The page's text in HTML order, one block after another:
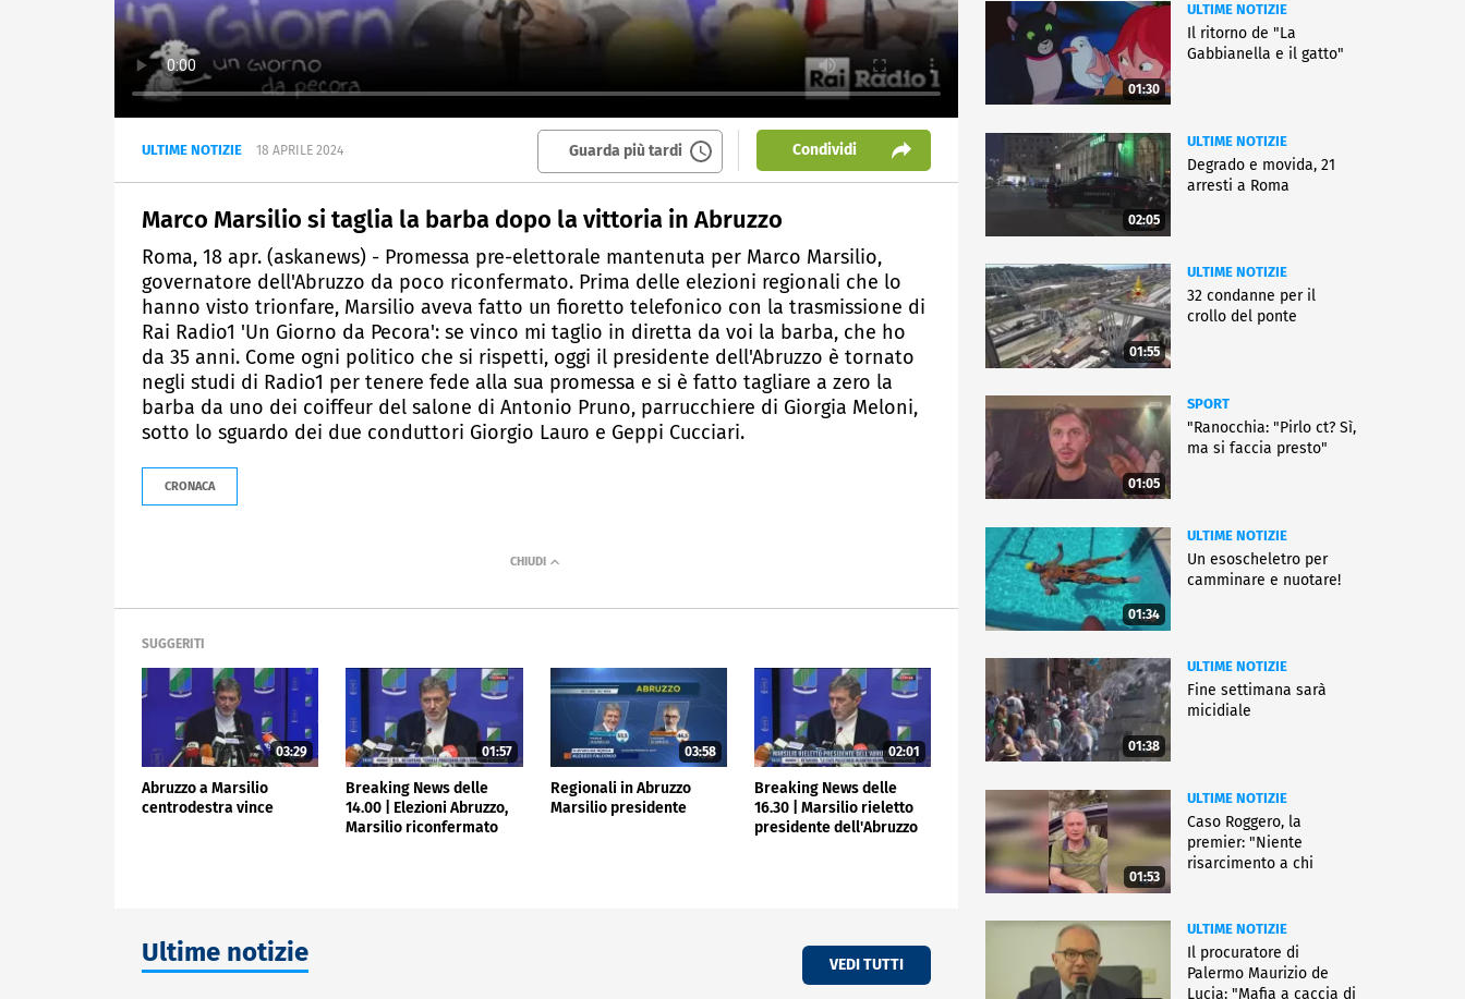
ULTIME NOTIZIE 18 APRILE 2024 Guarda più tardi Condividi
Marco Marsilio si taglia la barba dopo la vittoria in Abruzzo
Roma, 18 apr. (askanews) - Promessa pre-elettorale mantenuta per Marco Marsilio,
governatore dell'Abruzzo da poco riconfermato. Prima delle elezioni regionali che lo
hanno visto trionfare, Marsilio aveva fatto un fioretto telefonico con la trasmissione di
Rai Radio1 'Un Giorno da Pecora': se vinco mi taglio in diretta da voi la barba, che ho
da 35 anni. Come ogni politico che si rispetti, oggi il presidente dell'Abruzzo è tornato
negli studi di Radio1 per tenere fede alla sua promessa e si è fatto tagliare a zero la
barba da uno dei coiffeur del salone di Antonio Pruno, parrucchiere di Giorgia Meloni,
sotto lo sguardo dei due conduttori Giorgio Lauro e Geppi Cucciari.
CRONACA
SUGGERITI
03:29
Abruzzo a Marsilio
centrodestra vince
01:57
Breaking News delle
14.00 | Elezioni Abruzzo,
Marsilio riconfermato
03:58
Regionali in Abruzzo
Marsilio presidente
02:01
Breaking News delle
16.30 | Marsilio rieletto
presidente dell'Abruzzo
Ultime notizie VEDI TUTTI
01:30
ULTIME NOTIZIE
Il ritorno de "La
Gabbianella e il gatto"
02:05
ULTIME NOTIZIE
Degrado e movida, 21
arresti a Roma
01:55
ULTIME NOTIZIE
32 condanne per il
crollo del ponte
01:05
SPORT
"Ranocchia: "Pirlo ct? Sì,
ma si faccia presto"
01:34
ULTIME NOTIZIE
Un esoscheletro per
camminare e nuotare!
01:38
ULTIME NOTIZIE
Fine settimana sarà
micidiale
01:53
ULTIME NOTIZIE
Caso Roggero, la
premier: "Niente
risarcimento a chi
ULTIME NOTIZIE
Il procuratore di
Palermo Maurizio de
Lucia: "Mafia a caccia di